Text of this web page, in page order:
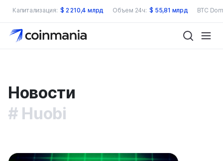
Капитализация: $ 2 210,4 млрд Объем 24ч: $ 55,81 млрд BTC
Новости
Huobi